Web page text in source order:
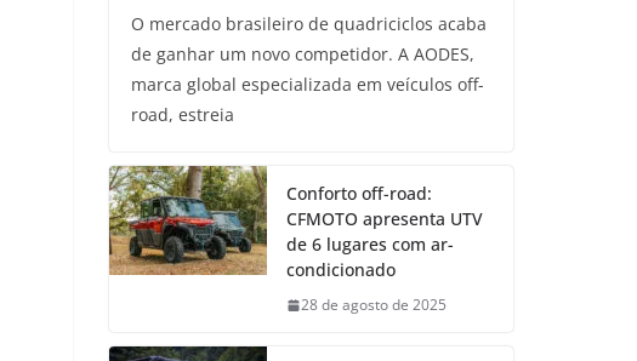
O mercado brasileiro de quadriciclos acaba
de ganhar um novo competidor. A AODES,
marca global especializada em veículos off-
road, estreia
Conforto off-road:
CFMOTO apresenta UTV
de 6 lugares com ar-
condicionado
28 de agosto de 2025